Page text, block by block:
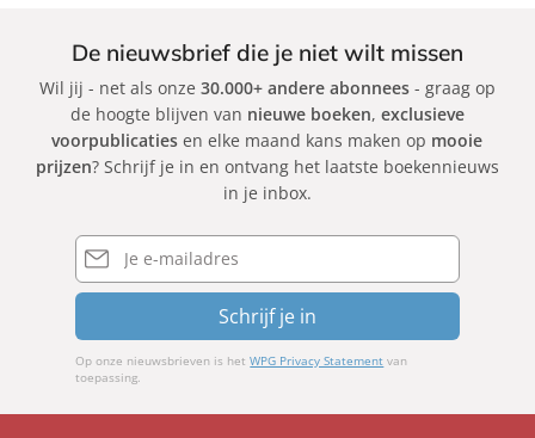
De nieuwsbrief die je niet wilt missen
Wil jij - net als onze 30.000+ andere abonnees- graag op
de hoogte blijven van nieuwe boeken, exclusieve
voorpublicaties en elke maand kans maken op mooie
prijzen? Schrijf je in en ontvang het laatste boekennieuws
in je inbox.
E-
mailadres
Schrijf je in
Op onze nieuwsbrieven is hetWPG Privacy Statement van
toepassing.